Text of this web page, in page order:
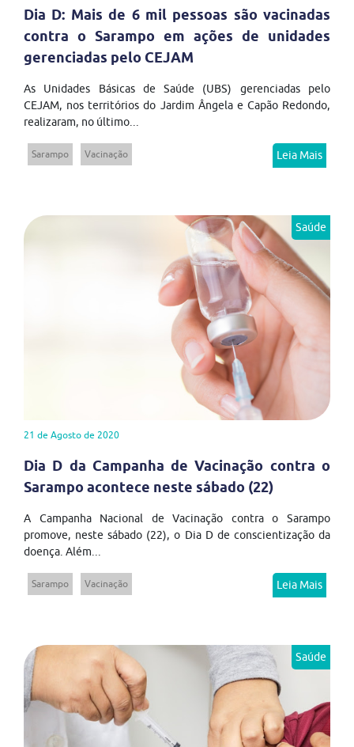
Dia D: Mais de 6 mil pessoas são vacinadas
contra o Sarampo em ações de unidades
gerenciadas pelo CEJAM
As Unidades Básicas de Saúde (UBS) gerenciadas pelo
CEJAM, nos territórios do Jardim Ângela e Capão Redondo,
realizaram, no último...
Sarampo Vacinação Leia Mais
Saúde
21 de Agosto de 2020
Dia D da Campanha de Vacinação contra o
Sarampo acontece neste sábado (22)
A Campanha Nacional de Vacinação contra o Sarampo
promove, neste sábado (22), o Dia D de conscientização da
doença. Além...
Sarampo Vacinação Leia Mais
Saúde